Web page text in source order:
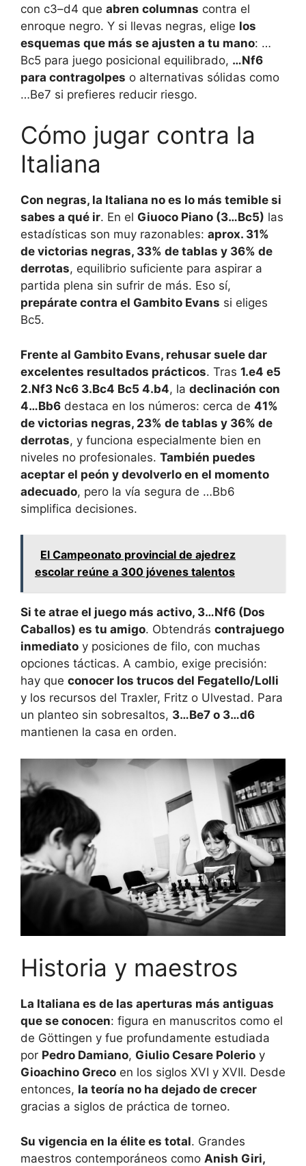
con c3–d4 que abren columnas contra el
enroque negro. Y si llevas negras, elige los
esquemas que más se ajusten a tu mano: …
Bc5 para juego posicional equilibrado, …Nf6
para contragolpes o alternativas sólidas como
…Be7 si prefieres reducir riesgo.
Cómo jugar contra la
Italiana
Con negras, la Italiana no es lo más temible si
sabes a qué ir. En el Giuoco Piano (3…Bc5) las
estadísticas son muy razonables: aprox. 31%
de victorias negras, 33% de tablas y 36% de
derrotas, equilibrio suficiente para aspirar a
partida plena sin sufrir de más. Eso sí,
prepárate contra el Gambito Evans si eliges
Bc5.
Frente al Gambito Evans, rehusar suele dar
excelentes resultados prácticos. Tras 1.e4 e5
2.Nf3 Nc6 3.Bc4 Bc5 4.b4, la declinación con
4…Bb6 destaca en los números: cerca de 41%
de victorias negras, 23% de tablas y 36% de
derrotas, y funciona especialmente bien en
niveles no profesionales. También puedes
aceptar el peón y devolverlo en el momento
adecuado, pero la vía segura de …Bb6
simplifica decisiones.
El Campeonato provincial de ajedrez
escolar reúne a 300 jóvenes talentos
Si te atrae el juego más activo, 3…Nf6 (Dos
Caballos) es tu amigo. Obtendrás contrajuego
inmediato y posiciones de filo, con muchas
opciones tácticas. A cambio, exige precisión:
hay que conocer los trucos del Fegatello/Lolli
y los recursos del Traxler, Fritz o Ulvestad. Para
un planteo sin sobresaltos, 3…Be7 o 3…d6
mantienen la casa en orden.
Historia y maestros
La Italiana es de las aperturas más antiguas
que se conocen: figura en manuscritos como el
de Göttingen y fue profundamente estudiada
por Pedro Damiano, Giulio Cesare Polerio y
Gioachino Greco en los siglos XVI y XVII. Desde
entonces, la teoría no ha dejado de crecer
gracias a siglos de práctica de torneo.
Su vigencia en la élite es total. Grandes
maestros contemporáneos como Anish Giri,